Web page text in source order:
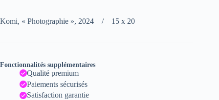
Komi, « Photographie », 2024 / 15 x 20
Fonctionnalités supplémentaires
Qualité premium
Paiements sécurisés
Satisfaction garantie